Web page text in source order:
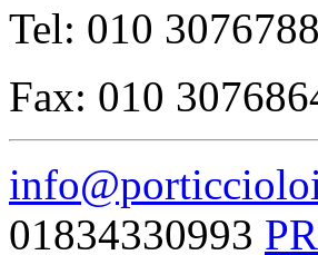
Tel: 010 3076788
Fax: 010
01834330993